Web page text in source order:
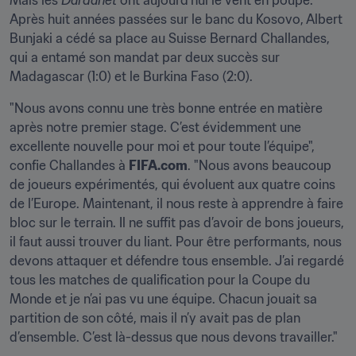
Après huit années passées sur le banc du Kosovo, Albert
Bunjaki a cédé sa place au Suisse Bernard Challandes,
qui a entamé son mandat par deux succès sur
Madagascar (1:0) et le Burkina Faso (2:0).
"Nous avons connu une très bonne entrée en matière
après notre premier stage. C’est évidemment une
excellente nouvelle pour moi et pour toute l’équipe",
confie Challandes à FIFA.com. "Nous avons beaucoup
de joueurs expérimentés, qui évoluent aux quatre coins
de l’Europe. Maintenant, il nous reste à apprendre à faire
bloc sur le terrain. Il ne suffit pas d’avoir de bons joueurs,
il faut aussi trouver du liant. Pour être performants, nous
devons attaquer et défendre tous ensemble. J’ai regardé
tous les matches de qualification pour la Coupe du
Monde et je n’ai pas vu une équipe. Chacun jouait sa
partition de son côté, mais il n’y avait pas de plan
d’ensemble. C’est là-dessus que nous devons travailler."